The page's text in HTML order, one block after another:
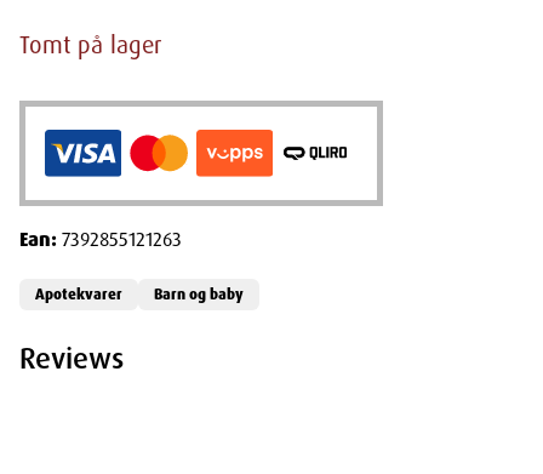
Tomt på lager
Ean:7392855121263
Apotekvarer Barn og baby
Reviews